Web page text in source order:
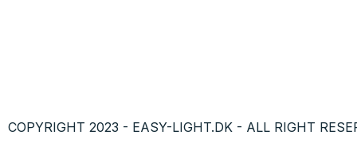
COPYRIGHT 2023 - EASY-LIGHT.DK - ALL RIGHT